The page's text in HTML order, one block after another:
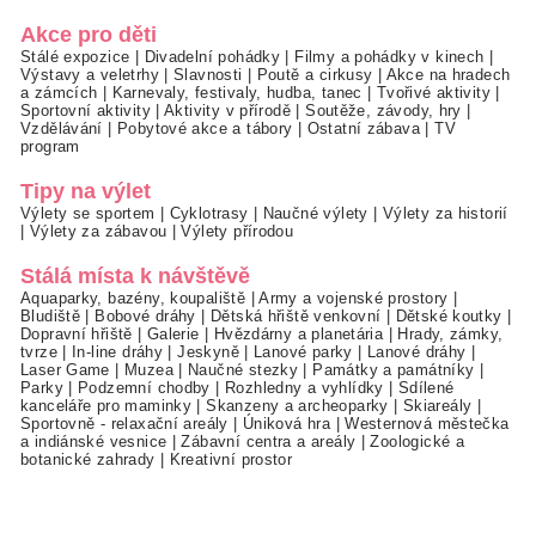
Akce pro děti
Stálé expozice Divadelní pohádky Filmy a pohádky v kinech
Výstavy a veletrhy|Slavnosti Poutě a cirkusy
Akce na hradech
a zámcích
Karnevaly, festivaly, hudba, tanec Tvořivé aktivity
Sportovní aktivity|Aktivity v přírodě |Soutěže, závody, hry
Vzdělávání
Pobytové akce a tábory Ostatní zábava|TV
program
Tipy na výlet
Výlety se sportem Cyklotrasy Naučné výlety
Výlety za historií
Výlety za zábavou |Výlety přírodou
Stálá místa k návštěvě
Aquaparky, bazény, koupaliště |Army a vojenské prostory
Bludiště
Bobové dráhy Dětská hřiště venkovní Dětské koutky
Dopravní hřiště
Galerie Hvězdárny a planetária|
Hrady, zámky,
tvrze| In-line dráhy |Jeskyně| Lanové parky Lanové dráhy
Laser Game
Muzea| Naučné stezky Památky a památníky
Parky| Podzemní chodby Rozhledny a vyhlídky
Sdílené
kanceláře pro maminky |Skanzeny a archeoparky Skiareály
Sportovně - relaxační areály
Úniková hra|Westernová městečka
a indiánské vesnice |Zábavní centra a areály |Zoologické a
botanické zahrady
Kreativní prostor